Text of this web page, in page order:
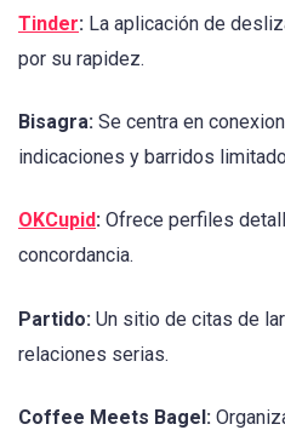
Tinder: La aplicación de
por su rapidez.
Bisagra: Se centra en
indicaciones y barridos
OKCupid: Ofrece perfiles
concordancia.
Partido: Un sitio de citas de
relaciones serias.
Coffee Meets Bagel: